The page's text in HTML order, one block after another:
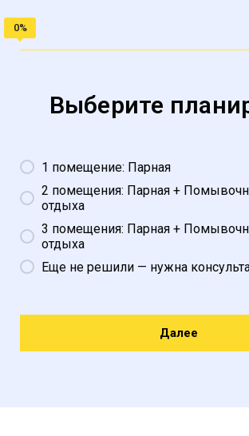
Выберите
1 помещение: Парная
2 помещения: Парная +
отдыха
3 помещения: Парная +
отдыха
Еще не решили — нужна
Далее